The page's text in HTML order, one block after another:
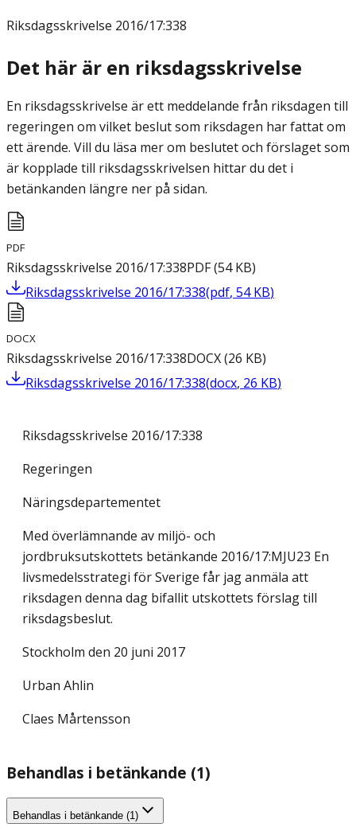
Riksdagsskrivelse 2016/17:338
Det här är en riksdagsskrivelse
En riksdagsskrivelse är ett meddelande från riksdagen till
regeringen om vilket beslut som riksdagen har fattat om
ett ärende. Vill du läsa mer om beslutet och förslaget som
är kopplade till riksdagsskrivelsen hittar du det i
betänkanden längre ner på sidan.
PDF
Riksdagsskrivelse 2016/17:338PDF(54 KB)
Riksdagsskrivelse 2016/17:338(pdf, 54 KB)
DOCX
Riksdagsskrivelse 2016/17:338DOCX(26 KB)
Riksdagsskrivelse 2016/17:338(docx, 26 KB)
Riksdagsskrivelse 2016/17:338
Regeringen
Näringsdepartementet
Med överlämnande av miljö- och
jordbruksutskottets betänkande 2016/17:MJU23 En
livsmedelsstrategi för Sverige får jag anmäla att
riksdagen denna dag bifallit utskottets förslag till
riksdagsbeslut.
Stockholm den 20 juni 2017
Urban Ahlin
Claes Mårtensson
Behandlas i betänkande (1)
Behandlas i betänkande (1)